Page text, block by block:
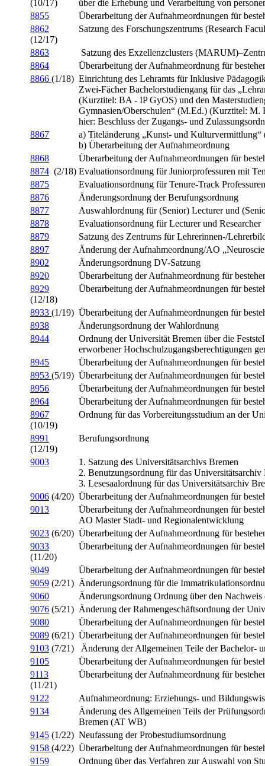
(10/17)
über die Erhebung und Verarbeitung von
8855
Überarbeitung der Aufnahmeordnungen für
8862
(12/17)
Satzung des Forschungszentrums (Research
8863
Satzung des Exzellenzclusters
8864
Überarbeitung der Aufnahmeordnung für
8866 (1/18) Einrichtung des Lehramts für Inklusive
Zwei-Fächer Bachelorstudiengang für das
(Kurztitel: BA - IP GyOS) und den
Gymnasien/Oberschulen“ (M.Ed.) (Kurztitel: M.
hier: Beschluss der Zugangs- und
8867
a) Titeländerung „Kunst- und
b) Überarbeitung der Aufnahmeordnung
8868
Überarbeitung der Aufnahmeordnungen für
8874 (2/18) Evaluationsordnung für Juniorprofessuren mit
8875
Evaluationsordnung für Tenure-Track Professuren
8876
Änderungsordnung der Berufungsordnung
8877
Auswahlordnung für (Senior) Lecturer und
8878
Evaluationsordnung für Lecturer und Researcher
8879
Satzung des Zentrums für Lehrerinnen-/
8897
Änderung der Aufnahmeordnung/AO
8902
Änderungsordnung DV-Satzung
8920
Überarbeitung der Aufnahmeordnung für
8929
(12/18)
Überarbeitung der Aufnahmeordnungen für
8933 (1/19) Überarbeitung der Aufnahmeordnungen für
8938
Änderungsordnung der Wahlordnung
8944
Ordnung der Universität Bremen über die
erworbener Hochschulzugangsberechtigungen
8945
Überarbeitung der Aufnahmeordnungen für
8953 (5/19) Überarbeitung der Aufnahmeordnungen für
8956
Überarbeitung der Aufnahmeordnungen für
8964
Überarbeitung der Aufnahmeordnungen für
8967
(10/19)
Ordnung für das Vorbereitungsstudium an der
8991
(12/19)
Berufungsordnung
9003
1. Satzung des Universitätsarchivs Bremen
2. Benutzungsordnung für das Universitätsarchiv
3. Lesesaalordnung für das Universitätsarchiv
9006 (4/20) Überarbeitung der Aufnahmeordnungen für
9013
Überarbeitung der Aufnahmeordnungen für
AO Master Stadt- und Regionalentwicklung
9023 (6/20) Überarbeitung der Aufnahmeordnung für
9033
(11/20)
Überarbeitung der Aufnahmeordnungen für
9049
Überarbeitung der Aufnahmeordnungen für
9059 (2/21) Änderungsordnung für die
9060
Änderungsordnung Ordnung über den Nachweis
9076 (5/21) Änderung der Rahmengeschäftsordnung der
9080
Überarbeitung der Aufnahmeordnungen für
9089 (6/21) Überarbeitung der Aufnahmeordnungen für
9103 (7/21)
Änderung der Allgemeinen Teile der Bachelor-
9105
Überarbeitung der Aufnahmeordnungen für
9113
(11/21)
Überarbeitung der Aufnahmeordnung für
9122
Aufnahmeordnung: Erziehungs- und
9134
Änderung des Allgemeinen Teils der
Bremen (AT WB)
9145 (1/22) Neufassung der Probestudiumsordnung
9158 (4/22) Überarbeitung der Aufnahmeordnungen für
9159
Ordnung über das Verfahren zur Auswahl von